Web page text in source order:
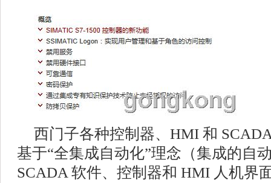
西门子各种控制器、HMI 和
基于“全集成自动化”理念（集成的自
SCADA 软件、控制器和 HMI 人机界